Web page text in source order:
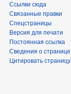
Ссылки сюда
Связанные правки
Спецстраницы
Версия для печати
Постоянная ссылка
Сведения о странице
Цитировать страницу